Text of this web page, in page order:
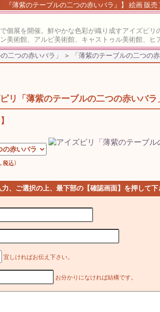
『薄紫のテーブルの二つの赤いバラ』】 絵画 販
展を開催。鮮やかな色彩が織り成すアイズピ
術館、アルビ美術館、キャストゥル美術館、ヒ
二つの赤いバラ」 ＞ 「薄紫のテーブルの二つの
リ「薄紫のテーブルの二つの赤いバラ
、ご選択の上、最下部の【確認画面】を押して
宜しければお伝え下さい。
お分かりになければ結構です。